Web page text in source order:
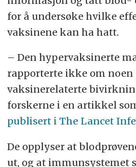
for å undersøke hvilke
vaksinene kan ha hatt.
– Den hypervaksinerte
rapporterte ikke om noen
vaksinerelaterte
forskerne i en artikkel
publisert i The Lancet
De opplyser at
ut, og at immunsystemet